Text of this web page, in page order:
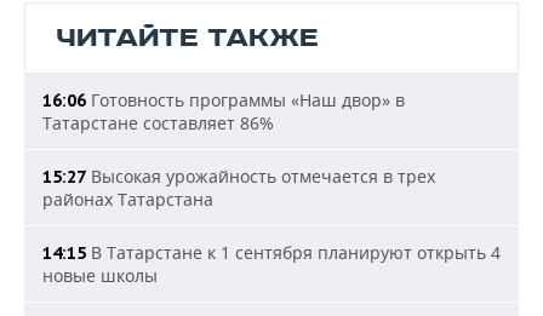
ЧИТАЙТЕ ТАКЖЕ
16:06 Готовность программы «Наш двор» в
Татарстане составляет 86%
15:27 Высокая урожайность отмечается в трех
районах Татарстана
14:15 В Татарстане к 1 сентября планируют открыть 4
новые школы